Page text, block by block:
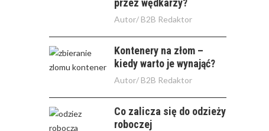
przez wędkarzy?
Autor/ B2B Redaktor
Kontenery na złom –
kiedy warto je wynająć?
Autor/ B2B Redaktor
Co zalicza się do odzieży
roboczej